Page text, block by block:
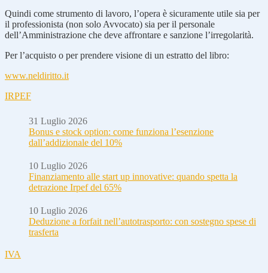
Quindi come strumento di lavoro, l’opera è sicuramente utile sia per
il professionista (non solo Avvocato) sia per il personale
dell’Amministrazione che deve affrontare e sanzione l’irregolarità.
Per l’acquisto o per prendere visione di un estratto del libro:
www.neldiritto.it
IRPEF
31 Luglio 2026
Bonus e stock option: come funziona l’esenzione
dall’addizionale del 10%
10 Luglio 2026
Finanziamento alle start up innovative: quando spetta la
detrazione Irpef del 65%
10 Luglio 2026
Deduzione a forfait nell’autotrasporto: con sostegno spese di
trasferta
IVA